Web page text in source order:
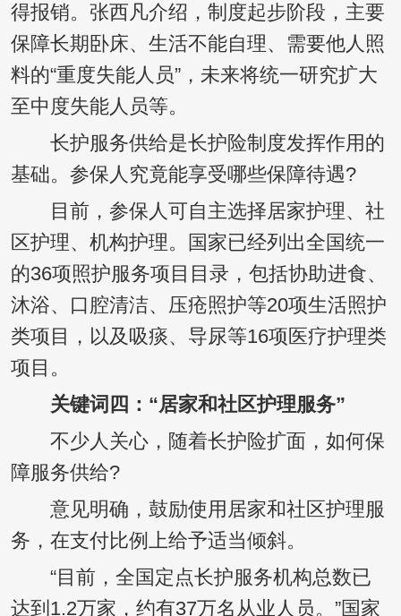
得报销。张西凡介绍，制度起步阶段，主要
保障长期卧床、生活不能自理、需要他人照
料的“重度失能人员”，未来将统一研究扩大
至中度失能人员等。
长护服务供给是长护险制度发挥作用的
基础。参保人究竟能享受哪些保障待遇?
目前，参保人可自主选择居家护理、社
区护理、机构护理。国家已经列出全国统一
的36项照护服务项目目录，包括协助进食、
沐浴、口腔清洁、压疮照护等20项生活照护
类项目，以及吸痰、导尿等16项医疗护理类
项目。
关键词四：“居家和社区护理服务”
不少人关心，随着长护险扩面，如何保
障服务供给?
意见明确，鼓励使用居家和社区护理服
务，在支付比例上给予适当倾斜。
“目前，全国定点长护服务机构总数已
达到1.2万家，约有37万名从业人员。”国家